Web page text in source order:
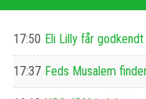
17:50 Eli Lilly får
17:37 Feds Musalem